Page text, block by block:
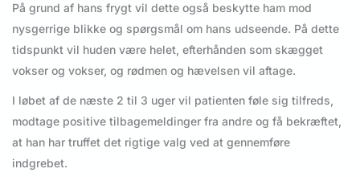
På grund af hans frygt vil dette også beskytte ham mod
nysgerrige blikke og spørgsmål om hans udseende. På dette
tidspunkt vil huden være helet, efterhånden som skægget
vokser og vokser, og rødmen og hævelsen vil aftage.
I løbet af de næste 2 til 3 uger vil patienten føle sig tilfreds,
modtage positive tilbagemeldinger fra andre og få bekræftet,
at han har truffet det rigtige valg ved at gennemføre
indgrebet.